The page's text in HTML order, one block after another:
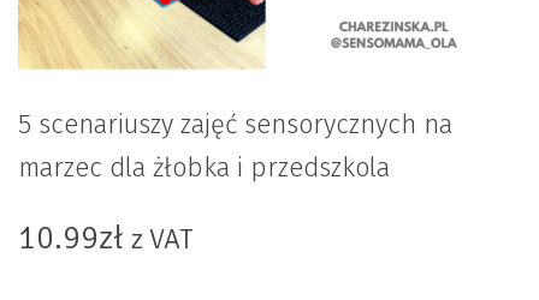
5 scenariuszy zajęć sensorycznych na
marzec dla żłobka i przedszkola
10.99zł z VAT